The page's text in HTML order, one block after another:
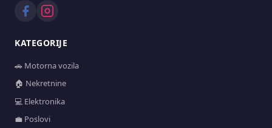
KATEGORIJE
🚗 Motorna vozila
🏠 Nekretnine
💻 Elektronika
💼 Poslovi